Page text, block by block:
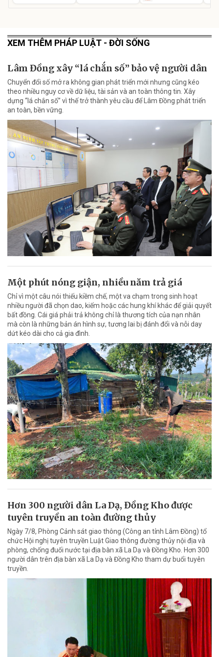
XEM THÊM PHÁP LUẬT - ĐỜI SỐNG
Lâm Đồng xây “lá chắn số” bảo vệ người dân
Chuyển đổi số mở ra không gian phát triển mới nhưng cũng kéo
theo nhiều nguy cơ về dữ liệu, tài sản và an toàn thông tin. Xây
dựng “lá chắn số” vì thế trở thành yêu cầu để Lâm Đồng phát triển
an toàn, bền vững.
Một phút nóng giận, nhiều năm trả giá
Chỉ vì một câu nói thiếu kiềm chế, một va chạm trong sinh hoạt
nhiều người đã chọn dao, kiếm hoặc các hung khí khác để giải quyết
bất đồng. Cái giá phải trả không chỉ là thương tích của nạn nhân
mà còn là những bản án hình sự, tương lai bị đánh đổi và nỗi day
dứt kéo dài cho cả gia đình.
Hơn 300 người dân La Dạ, Đồng Kho được
tuyên truyền an toàn đường thủy
Ngày 7/8, Phòng Cảnh sát giao thông (Công an tỉnh Lâm Đồng) tổ
chức Hội nghị tuyên truyền Luật Giao thông đường thủy nội địa và
phòng, chống đuối nước tại địa bàn xã La Dạ và Đồng Kho. Hơn 300
người dân trên địa bàn xã La Dạ và Đồng Kho tham dự buổi tuyên
truyền.